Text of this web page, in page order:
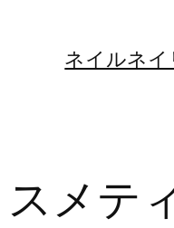
ネイルネイ
メテ